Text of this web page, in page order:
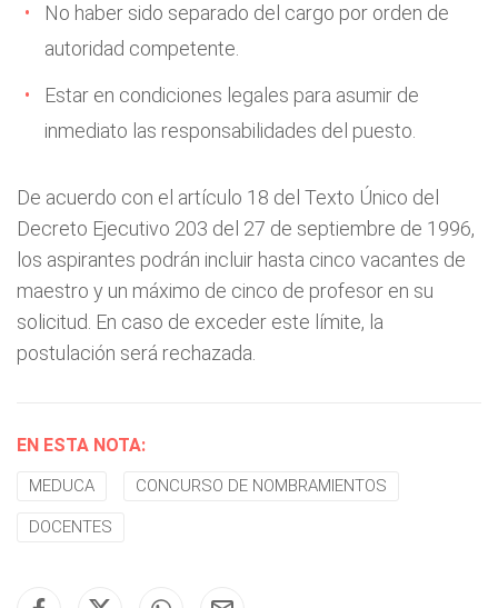
No haber sido separado del cargo por orden de
autoridad competente.
Estar en condiciones legales para asumir de
inmediato las responsabilidades del puesto.
De acuerdo con el artículo 18 del Texto Único del
Decreto Ejecutivo 203 del 27 de septiembre de 1996,
los aspirantes podrán incluir hasta cinco vacantes de
maestro y un máximo de cinco de profesor en su
solicitud. En caso de exceder este límite, la
postulación será rechazada.
EN ESTA NOTA:
MEDUCA CONCURSO DE NOMBRAMIENTOS
DOCENTES